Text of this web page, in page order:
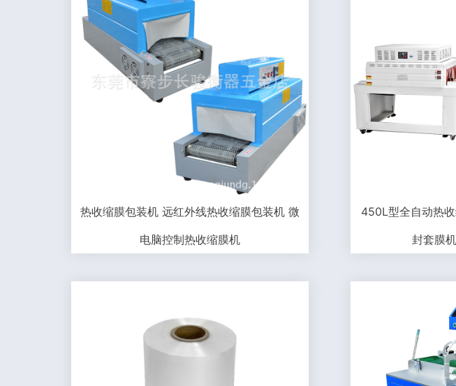
热收缩膜包装机 远红外线热收缩膜包装机 微
电脑控制热收缩膜机
450L型全自动热
封套膜